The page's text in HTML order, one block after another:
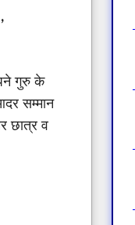
गुरु के
सम्मान
छात्र व